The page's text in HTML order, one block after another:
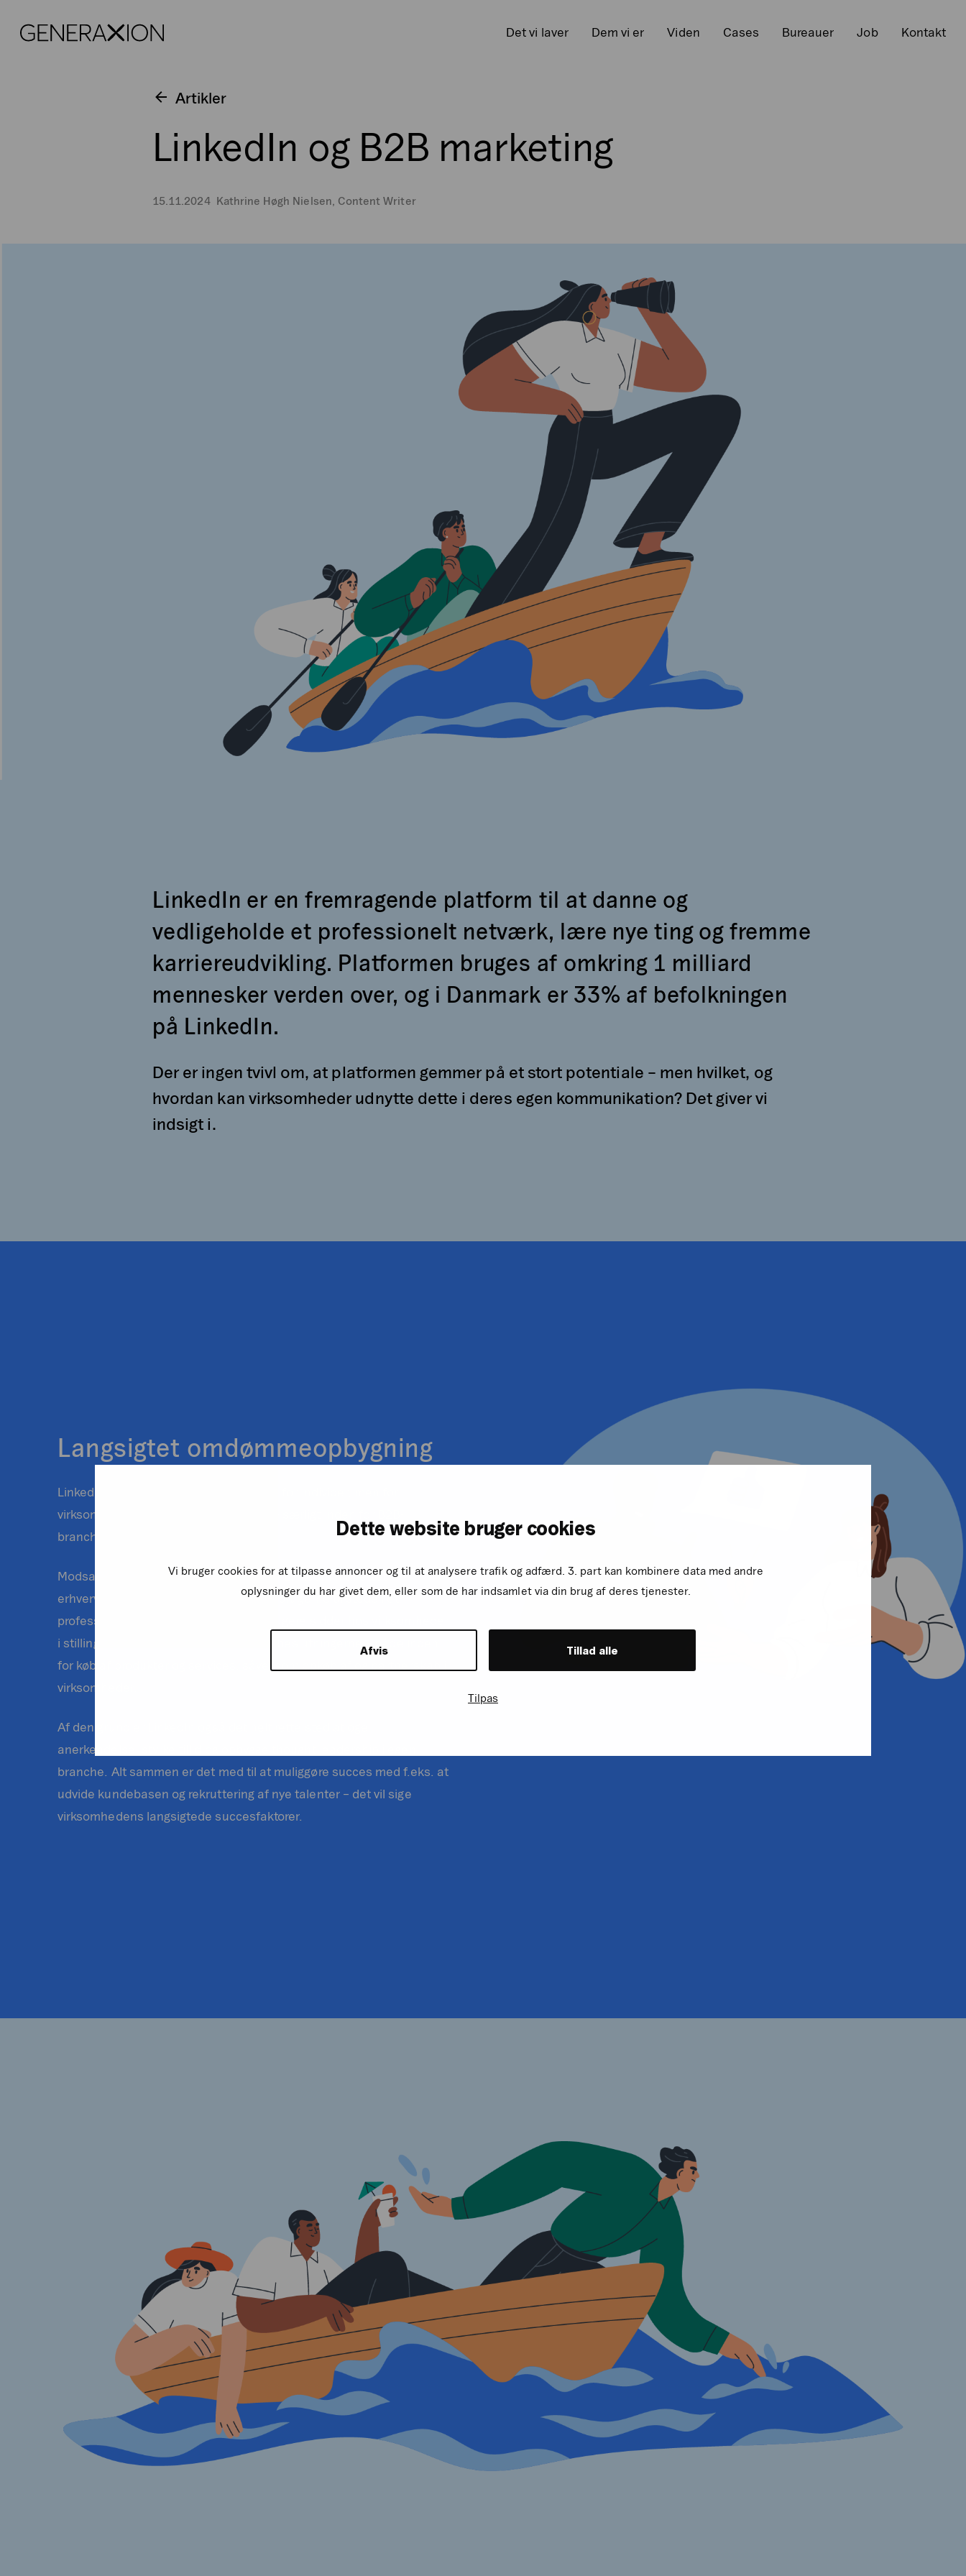
Dette website bruger cookies
Vi bruger cookies for at tilpasse annoncer og til at analysere trafik og adfærd. 3. part kan kombinere data med andre
oplysninger du har givet dem, eller som de har indsamlet via din brug af deres tjenester.
Afvis Tillad alle
Tilpas
Generaxion
Det vi laver Dem vi er Viden Cases Bureauer Job Kontakt
Artikler
LinkedIn og B2B marketing
15.11.2024 Kathrine Høgh Nielsen, Content Writer
LinkedIn er en fremragende platform til at danne og
vedligeholde et professionelt netværk, lære nye ting og fremme
karriereudvikling. Platformen bruges af omkring 1 milliard
mennesker verden over, og i Danmark er 33% af befolkningen
på LinkedIn.
Der er ingen tvivl om, at platformen gemmer på et stort potentiale – men hvilket, og
hvordan kan virksomheder udnytte dette i deres egen kommunikation? Det giver vi
indsigt i.
Langsigtet omdømmeopbygning
LinkedIn er en værdifuld kanal, ikke kun for individer, men for
virksomheder og deres markedsføring – særligt inden for B2B-
brancher.
Modsat mange andre sociale medier, er LinkedIn målrettet
erhvervslivet. Derfor er størstedelen af brugerne til stede i et
professionelt øjemed. Flere af disse brugere sidder hos virksomheder
i stillinger, hvor det er dem, der træffer beslutningerne – både inden
for køb af produkter og services, såvel som opkøb af og partnerskab i
virksomheder.
Af den grund er LinkedIn også det helt rette sted at øge
anerkendelse, styrke tillid og opbygge thought leadership i egen
branche. Alt sammen er det med til at muliggøre succes med f.eks. at
udvide kundebasen og rekruttering af nye talenter – det vil sige
virksomhedens langsigtede succesfaktorer.